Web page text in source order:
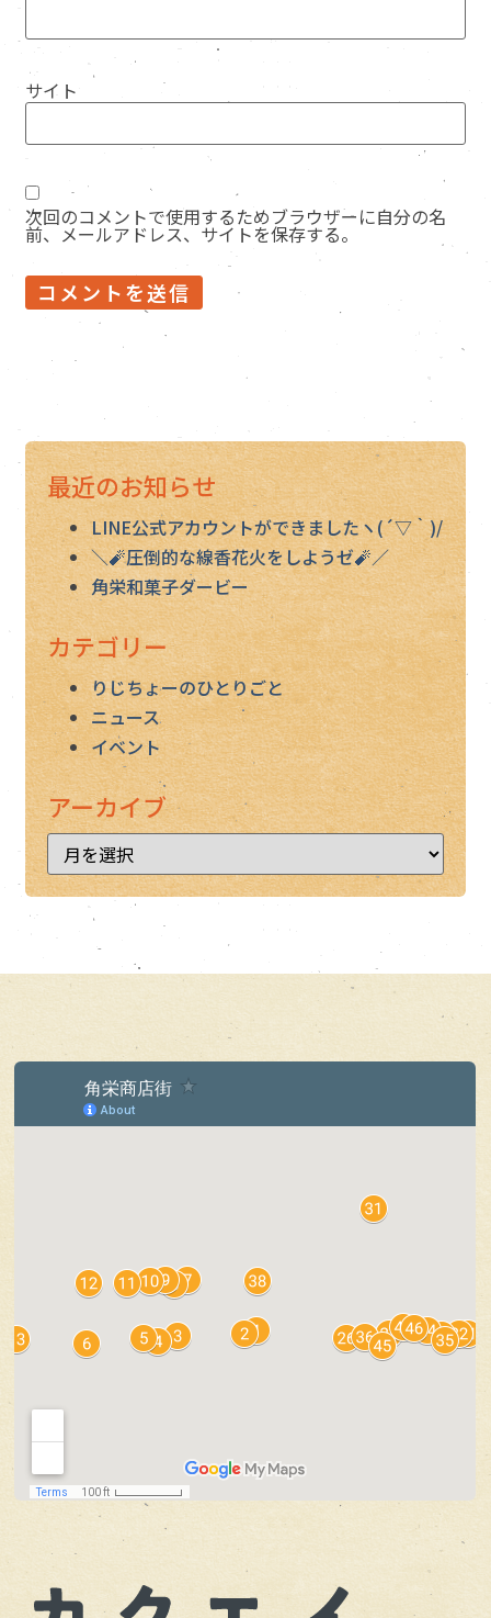
サイト
次回のコメントで使用するためブラウザーに自分の名
前、メールアドレス、サイトを保存する。
最近のお知らせ
LINE公式アカウントができましたヽ(´▽｀)/
＼🧨圧倒的な線香花火をしようゼ🧨／
角栄和菓子ダービー
カテゴリー
りじちょーのひとりごと
ニュース
イベント
アーカイブ